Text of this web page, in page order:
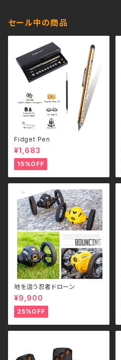
セール中の商品
Fidget Pen
¥1,683
15%OFF
地を這う忍者ドローン
¥9,900
25%OFF